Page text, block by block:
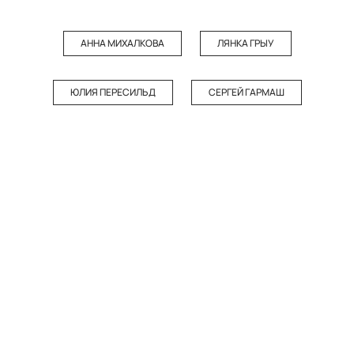
АННА МИХАЛКОВА ЛЯНКА ГРЫУ
ЮЛИЯ ПЕРЕСИЛЬД СЕРГЕЙ ГАРМАШ